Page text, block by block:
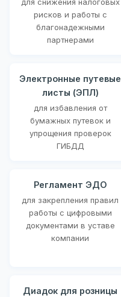
рисков и работы с
благонадежными
партнерами
Электронные путевые
листы (ЭПЛ)
для избавления от
бумажных путевок и
упрощения проверок
ГИБДД
Регламент ЭДО
для закрепления правил
работы с цифровыми
документами в уставе
компании
Диадок для розницы